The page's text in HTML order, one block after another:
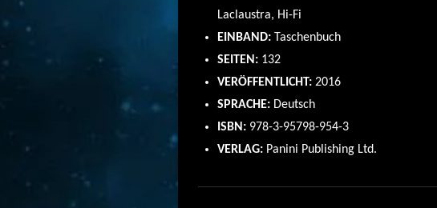
Laclaustra, Hi-Fi
EINBAND: Taschenbuch
SEITEN: 132
VERÖFFENTLICHT: 2016
SPRACHE: Deutsch
ISBN: 978-3-95798-954-3
VERLAG: Panini Publishing Ltd.